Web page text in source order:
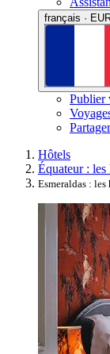
français ·
Publier
Hôtels
Équateur : les
Esmeraldas : les